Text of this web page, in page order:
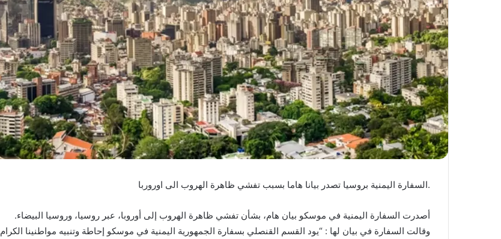
.السفارة اليمنية بروسيا تصدر بيانا هاما بسبب تفشي ظاهرة الهروب الى اوروربا
أصدرت السفارة اليمنية في موسكو بيان هام، بشأن تفشي ظاهرة الهروب إلى أوروبا، عبر روسيا، وروسيا البيضاء.
وقالت السفارة في بيان لها : “يود القسم القنصلي بسفارة الجمهورية اليمنية في موسكو إحاطة وتنبيه مواطنينا الكرام